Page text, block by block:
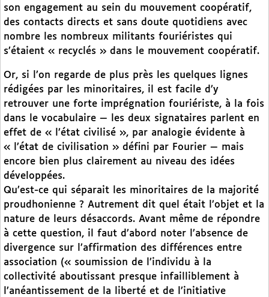
son engagement au sein du mouvement coopératif,
des contacts directs et sans doute quotidiens avec
nombre les nombreux militants fouriéristes qui
s’étaient « recyclés » dans le mouvement coopératif.
Or, si l’on regarde de plus près les quelques lignes
rédigées par les minoritaires, il est facile d’y
retrouver une forte imprégnation fouriériste, à la fois
dans le vocabulaire — les deux signataires parlent en
effet de « l’état civilisé », par analogie évidente à
« l’état de civilisation » défini par Fourier — mais
encore bien plus clairement au niveau des idées
développées.
Qu’est-ce qui séparait les minoritaires de la majorité
proudhonienne ? Autrement dit quel était l’objet et la
nature de leurs désaccords. Avant même de répondre
à cette question, il faut d’abord noter l’absence de
divergence sur l’affirmation des différences entre
association (« soumission de l’individu à la
collectivité aboutissant presque infailliblement à
l’anéantissement de la liberté et de l’initiative